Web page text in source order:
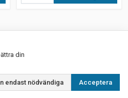
din
integritetspolicy
endast nödvändiga Acceptera